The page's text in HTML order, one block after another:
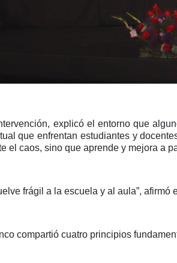
explicó el entorno que
que enfrentan estudiantes y
el caos, sino que aprende y mejora a
frágil a la escuela y al aula”,
compartió cuatro principios